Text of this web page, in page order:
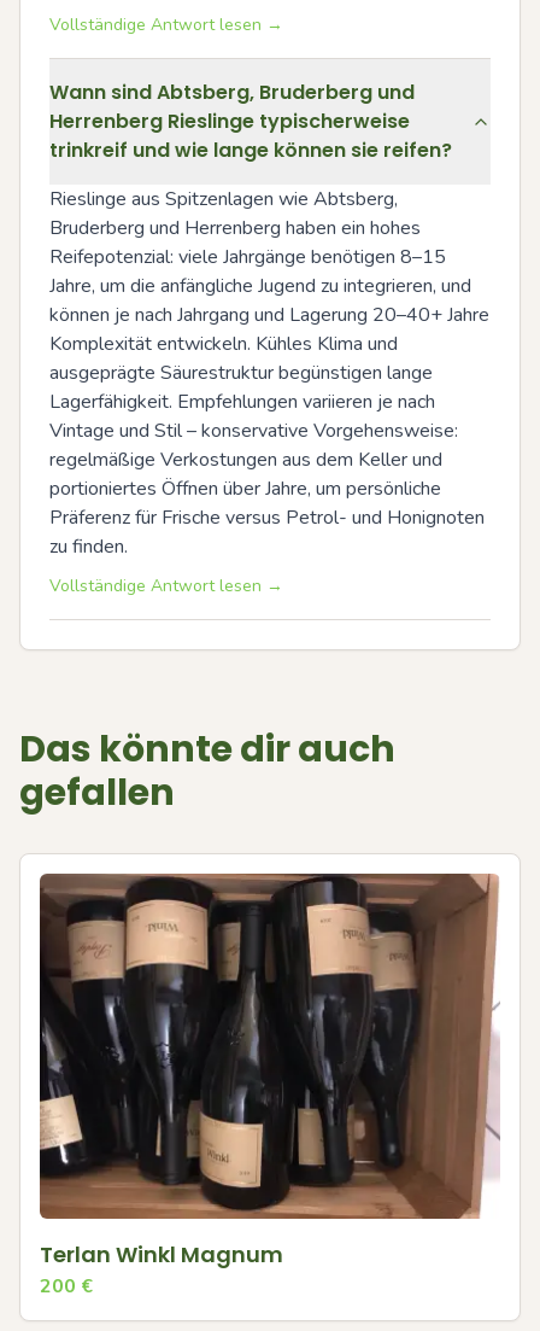
Vollständige Antwort lesen →
Wann sind Abtsberg, Bruderberg und
Herrenberg Rieslinge typischerweise
trinkreif und wie lange können sie reifen?
Rieslinge aus Spitzenlagen wie Abtsberg,
Bruderberg und Herrenberg haben ein hohes
Reifepotenzial: viele Jahrgänge benötigen 8–15
Jahre, um die anfängliche Jugend zu integrieren, und
können je nach Jahrgang und Lagerung 20–40+ Jahre
Komplexität entwickeln. Kühles Klima und
ausgeprägte Säurestruktur begünstigen lange
Lagerfähigkeit. Empfehlungen variieren je nach
Vintage und Stil – konservative Vorgehensweise:
regelmäßige Verkostungen aus dem Keller und
portioniertes Öffnen über Jahre, um persönliche
Präferenz für Frische versus Petrol- und Honignoten
zu finden.
Vollständige Antwort lesen →
Das könnte dir auch
gefallen
Terlan Winkl Magnum
200 €